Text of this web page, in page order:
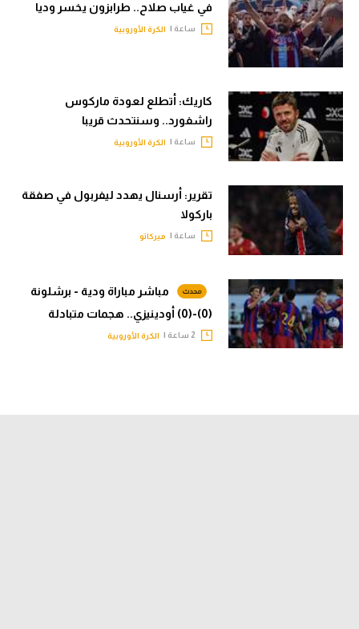
في غياب صلاح.. طرابزون يخسر وديا
ساعة | الكرة الأوروبية
كاريك: أتطلع لعودة ماركوس
راشفورد.. وسنتحدث قريبا
ساعة | الكرة الأوروبية
تقرير: أرسنال يهدد ليفربول في صفقة
باركولا
ساعة | ميركاتو
مباشر مباراة ودية - برشلونة
(0)-(0) أودينيزي.. هجمات متبادلة
الكرة الأوروبية